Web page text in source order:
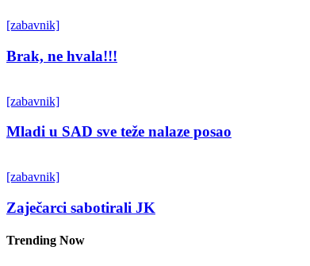
[zabavnik]
Brak, ne hvala!!!
[zabavnik]
Mladi u SAD sve teže nalaze posao
[zabavnik]
Zaječarci sabotirali JK
Trending Now